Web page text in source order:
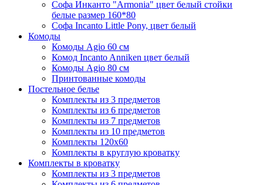
Софа Инканто "Armonia" цвет белый стойки
белые размер 160*80
Софа Incanto Little Pony, цвет белый
Комоды
Комоды Agio 60 см
Комод Incanto Anniken цвет белый
Комоды Agio 80 см
Принтованные комоды
Постельное белье
Комплекты из 3 предметов
Комплекты из 6 предметов
Комплекты из 7 предметов
Комплекты из 10 предметов
Комплекты 120х60
Комплекты в круглую кроватку
Комплекты в кроватку
Комплекты из 3 предметов